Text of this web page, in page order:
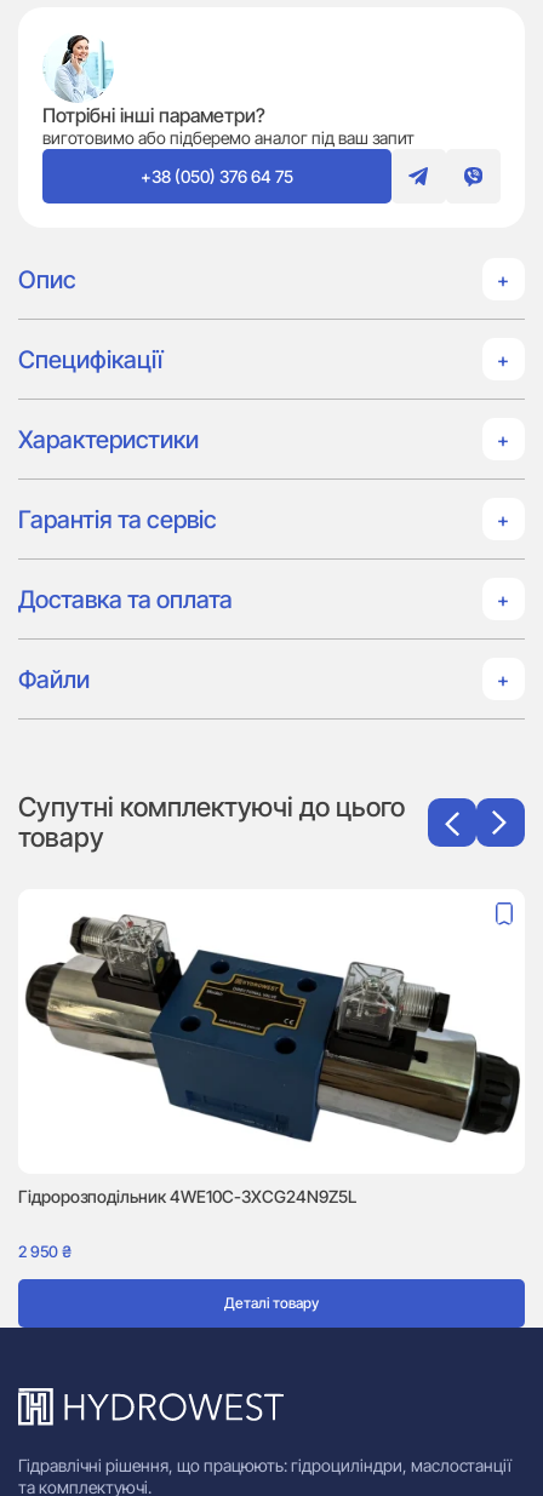
Потрібні інші параметри?
виготовимо або підберемо аналог під ваш запит
+38 (050) 376 64 75
Опис
Специфікації
Характеристики
Гарантія та сервіс
Доставка та оплата
Файли
Супутні комплектуючі до цього
товару
Гідророзподільник 4WE10C-3XCG24N9Z5L
2 950₴
Деталі товару
Гідравлічні рішення, що працюють: гідроциліндри, маслостанції
та комплектуючі.